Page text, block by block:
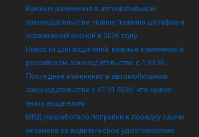
Важные изменения в автомобильном
законодательстве: новые правила штрафов и
ограничений весной в 2026 году
Новости для водителей: важные изменения в
российском законодательстве c 1.03.26
Последние изменения в автомобильном
законодательстве c 01.01.2026: что нужно
знать водителям
МВД разработало поправки к порядку сдачи
экзамена на водительское удостоверение